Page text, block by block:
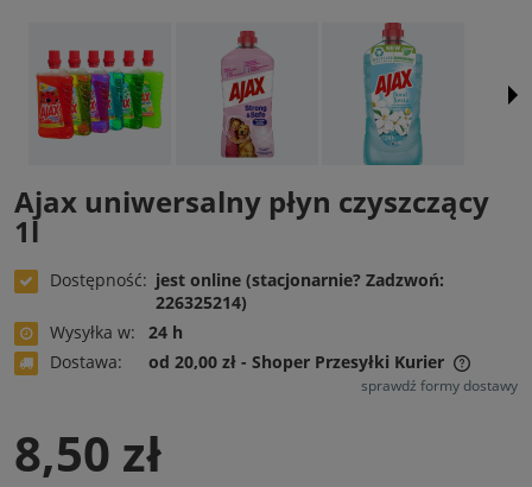
Ajax uniwersalny płyn czyszczący
1l
Dostępność: jest online (stacjonarnie? Zadzwoń:
226325214)
Wysyłka w:
24 h
Dostawa:
od 20,00 zł - Shoper Przesyłki Kurier
Cena nie zawiera ewentualnych kosztów płatnościsprawdź formy dostawy
8,50 zł